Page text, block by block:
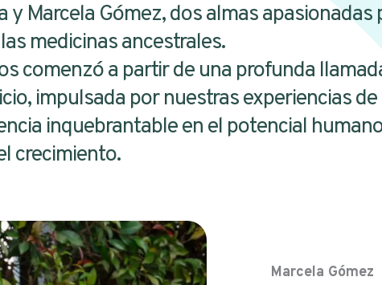
y Marcela Gómez, dos almas apasionadas
medicinas ancestrales.
comenzó a partir de una profunda
impulsada por nuestras experiencias
inquebrantable en el potencial
crecimiento.
Marcela Gómez